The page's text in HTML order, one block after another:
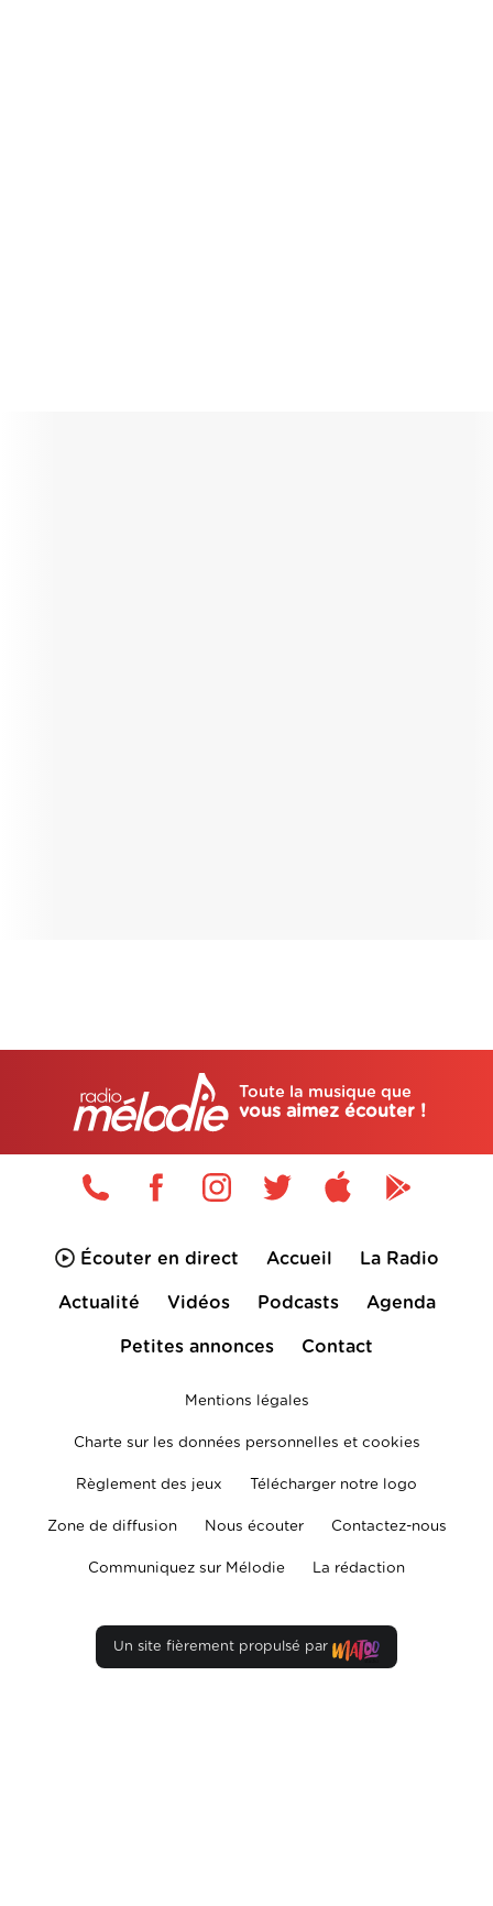
Toute la musique que
vous aimez écouter !
Écouter en direct Accueil La Radio
Actualité Vidéos Podcasts Agenda
Petites annonces Contact
Mentions légales
Charte sur les données personnelles et cookies
Règlement des jeux Télécharger notre logo
Zone de diffusion Nous écouter Contactez-nous
Communiquez sur Mélodie La rédaction
Un site fièrement propulsé par